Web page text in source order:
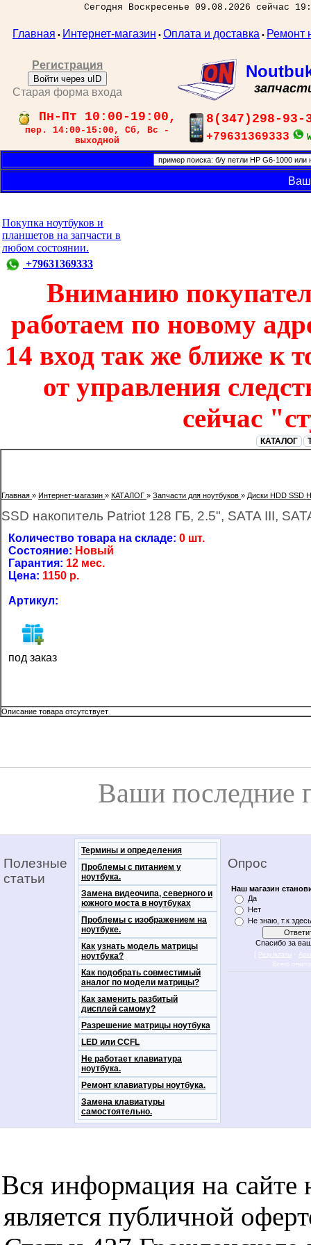
Сегодня Воскресенье 09.08.2026 сейчас
Главная • Интернет-магазин • Оплата и доставка • Ремонт
Регистрация
Войти через uID
Старая форма входа
Пн-Пт 10:00-19:00,
пер. 14:00-15:00, Сб, Вс -
выходной
8(347)298-93-
+79631369333
Покупка ноутбуков и
планшетов на запчасти в
любом состоянии.
+79631369333
Вниманию
работаем по новому
14 вход так же ближе к
от управления
сейчас
КАТАЛОГ
Главная » Интернет-магазин » КАТАЛОГ » Запчасти для ноутбуков » Диски HDD
SSD накопитель Patriot 128 ГБ, 2.5", SATA III,
Количество товара на складе: 0 шт.
Состояние: Новый
Гарантия: 12 мес.
Цена: 1150 р.
Артикул:
под заказ
Описание товара отсутствует
Ваши последние
Полезные
статьи
Термины и определения
Проблемы с питанием у
ноутбука.
Замена видеочипа, северного и
южного моста в ноутбуках
Проблемы с изображением на
ноутбуке.
Как узнать модель матрицы
ноутбука?
Как подобрать совместимый
аналог по модели матрицы?
Как заменить разбитый
дисплей самому?
Разрешение матрицы ноутбука
LED или CCFL
Не работает клавиатура
ноутбука.
Ремонт клавиатуры ноутбука.
Замена клавиатуры
самостоятельно.
Опрос
Наш магазин
Да
Нет
Не знаю, т.к
Спасибо за
Вся информация на сайте
является публичной